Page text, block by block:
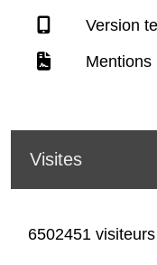
Version
Mentions
Visites
6502451 visiteurs